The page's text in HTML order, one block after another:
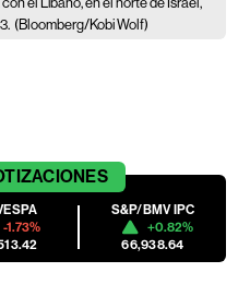
(Bloomberg/Kobi Wolf)
-1.73%
S&P/BMV IPC
+0.82%
66,938.64